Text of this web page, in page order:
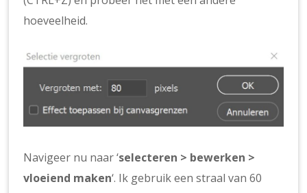
hoeveelheid.
Navigeer nu naar ‘selecteren > bewerken >
vloeiend maken‘. Ik gebruik een straal van 60